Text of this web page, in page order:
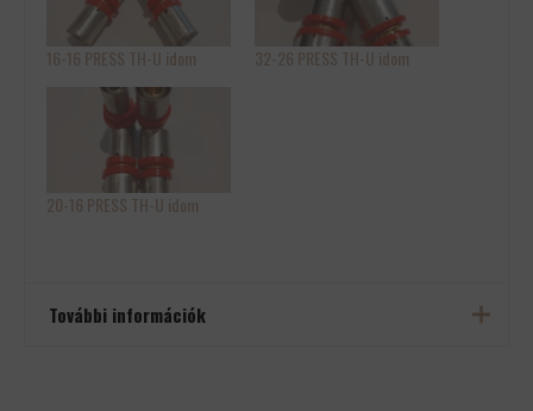
16-16 PRESS TH-U idom 32-26 PRESS TH-U idom
20-16 PRESS TH-U idom
További információk